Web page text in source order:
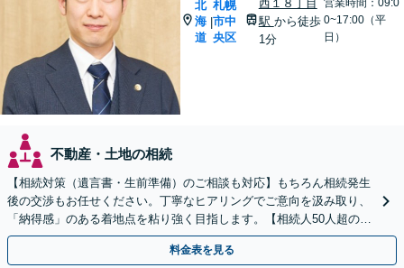
北
海
道
|
札幌
市中
央区
西１８丁目
駅 から徒歩
1分
営業時間：09:0
0~17:00（平
日）
不動産・土地の相続
【相続対策（遺言書・生前準備）のご相談も対応】もちろん相続発生
後の交渉もお任せください。丁寧なヒアリングでご意向を汲み取り、
「納得感」のある着地点を粘り強く目指します。【相続人50人超の交
渉経験あり】【WEB面談可】【西18丁目駅徒歩1分】
料金表を見る